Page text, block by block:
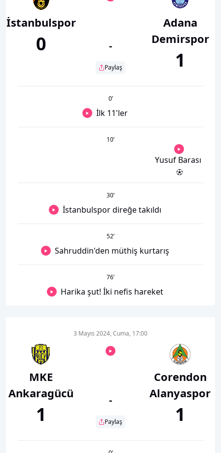
İstanbulspor
0 -
Paylaş
Adana
Demirspor
1
0’
İlk 11'ler
10’
Yusuf Barası
30’
İstanbulspor direğe takıldı
52’
Sahruddin'den müthiş kurtarış
76’
Harika şut! İki nefis hareket
MKE
Ankaragücü
1
3 Mayıs 2024, Cuma, 17:00
-
Paylaş
Corendon
Alanyaspor
1